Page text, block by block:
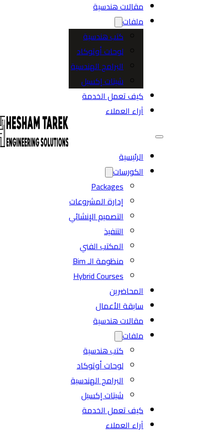
مقالات هندسية
ملفات
كتب هندسية
لوحات أوتوكاد
البرامج الهندسية
شيتات إكسيل
كيف تعمل الخدمة
آراء العملاء
الرئيسية
الكورسات
Packages
إدارة المشروعات
التصميم الإنشائي
التنفيذ
المكتب الفني
منظومة الـ Bim
Hybrid Courses
المحاضرين
سابقة الأعمال
مقالات هندسية
ملفات
كتب هندسية
لوحات أوتوكاد
البرامج الهندسية
شيتات إكسيل
كيف تعمل الخدمة
آراء العملاء